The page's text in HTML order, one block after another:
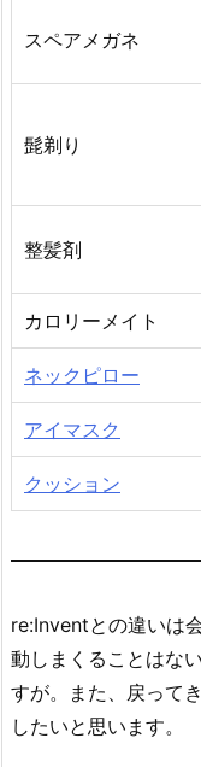
スペアメガネ
髭剃り
整髪剤
カロリーメイト
ネックピロー
アイマスク
クッション
re:Inventとの違いは
動しまくることはな
すが。また、戻って
したいと思います。